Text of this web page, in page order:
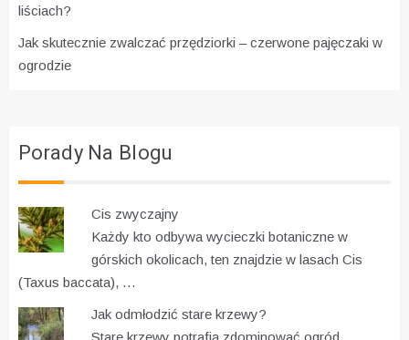
liściach?
Jak skutecznie zwalczać przędziorki – czerwone pajęczaki w
ogrodzie
Porady Na Blogu
Cis zwyczajny
Każdy kto odbywa wycieczki botaniczne w
górskich okolicach, ten znajdzie w lasach Cis
(Taxus baccata), …
Jak odmłodzić stare krzewy?